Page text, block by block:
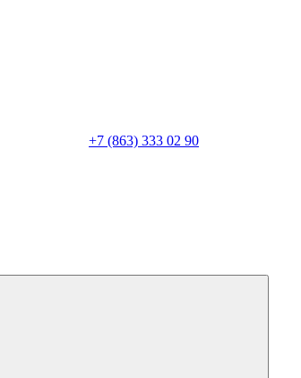
+7 (863) 333 02 90